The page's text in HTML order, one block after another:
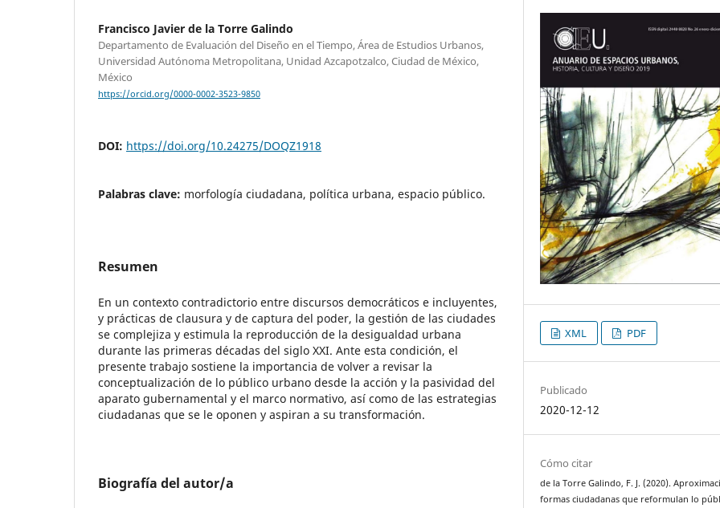
Francisco Javier de la Torre Galindo
Departamento de Evaluación del Diseño en el Tiempo, Área de Estudios Urbanos,
Universidad Autónoma Metropolitana, Unidad Azcapotzalco, Ciudad de México,
México
https://orcid.org/0000-0002-3523-9850
DOI: https://doi.org/10.24275/DOQZ1918
Palabras clave: morfología ciudadana, política urbana, espacio público.
Resumen
En un contexto contradictorio entre discursos democráticos e incluyentes,
y prácticas de clausura y de captura del poder, la gestión de las ciudades
se complejiza y estimula la reproducción de la desigualdad urbana
durante las primeras décadas del siglo XXI. Ante esta condición, el
presente trabajo sostiene la importancia de volver a revisar la
conceptualización de lo público urbano desde la acción y la pasividad del
aparato gubernamental y el marco normativo, así como de las estrategias
ciudadanas que se le oponen y aspiran a su transformación.
Biografía del autor/a
XML PDF
Publicado
2020-12-12
Cómo citar
de la Torre Galindo, F. J. (2020).
formas ciudadanas que reformulan lo